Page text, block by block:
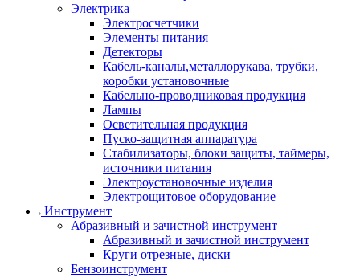
Электрика
Электросчетчики
Элементы питания
Детекторы
Кабель-каналы,металлорукава, трубки,
коробки установочные
Кабельно-проводниковая продукция
Лампы
Осветительная продукция
Пуско-защитная аппаратура
Стабилизаторы, блоки защиты, таймеры,
источники питания
Электроустановочные изделия
Электрощитовое оборудование
Инструмент
Абразивный и зачистной инструмент
Абразивный и зачистной инструмент
Круги отрезные, диски
Бензоинструмент